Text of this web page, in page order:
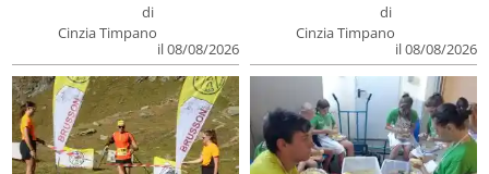
di
Cinzia Timpano
il 08/08/2026
di
Cinzia Timpano
il 08/08/2026